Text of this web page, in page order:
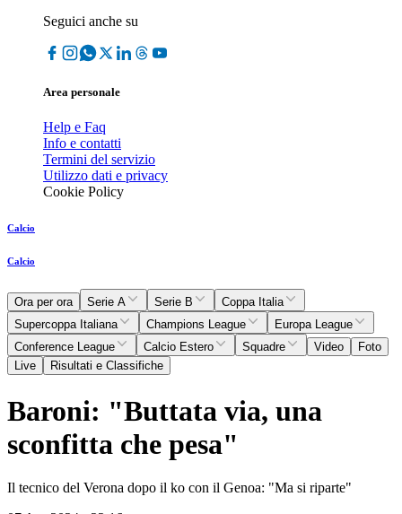
Seguici anche su
Area personale
Help e Faq
Info e contatti
Termini del servizio
Utilizzo dati e privacy
Cookie Policy
Calcio
Calcio
Ora per ora Serie A Serie B
Coppa Italia
Supercoppa Italiana
Champions League
Europa League
Conference League
Calcio Estero Squadre Video
Foto
Live
Risultati e Classifiche
Baroni: "Buttata via, una
sconfitta che pesa"
Il tecnico del Verona dopo il ko con il Genoa: "Ma si riparte"